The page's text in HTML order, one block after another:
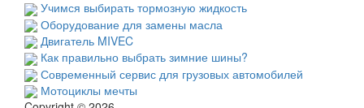
Учимся выбирать тормозную жидкость
Оборудование для замены масла
Двигатель MIVEC
Как правильно выбрать зимние шины?
Современный сервис для грузовых автомобилей
Мотоциклы мечты